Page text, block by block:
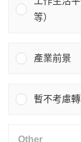
等）
產業前景
暫不考慮